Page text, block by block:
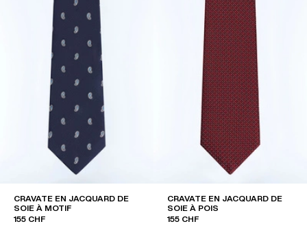
CRAVATE EN JACQUARD DE
SOIE À MOTIF
155 CHF
CRAVATE EN JACQUARD DE
SOIE À POIS
155 CHF